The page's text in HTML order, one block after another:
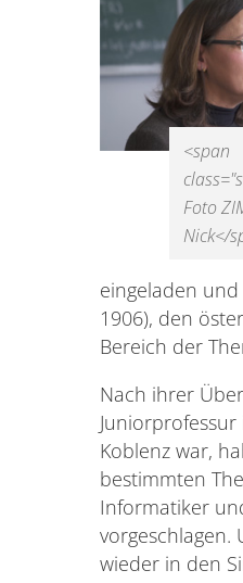
<span
Foto
Nick</
eingeladen
1906), den
Bereich der
Nach ihrer
Koblenz war,
bestimmten
Informatiker
wieder in den